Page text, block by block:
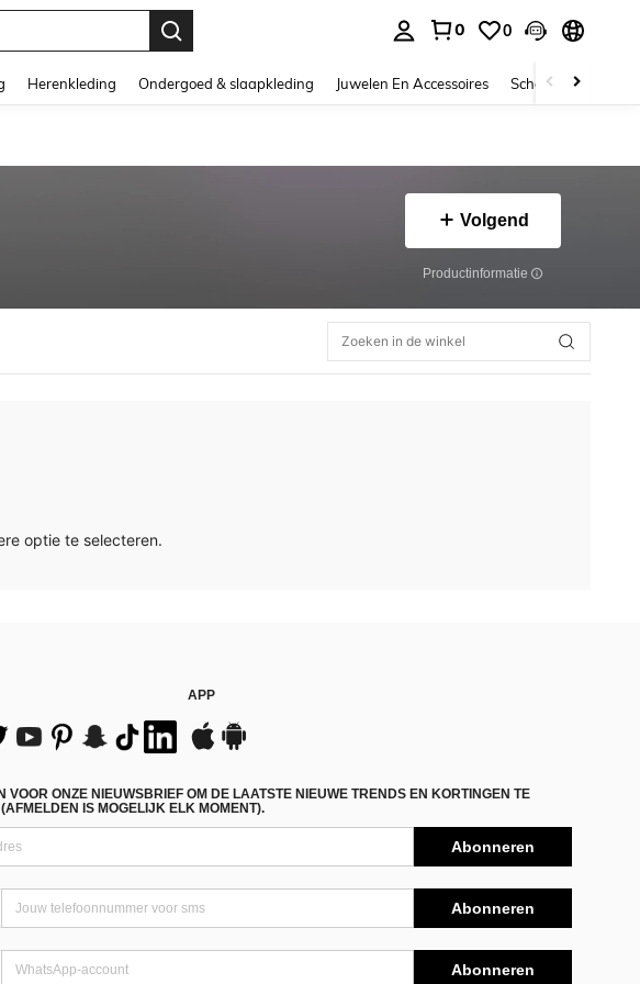
0 0
Herenkleding Ondergoed & slaapkleding Juwelen En Accessoires Schoonheid &
Volgend
Productinformatie
optie te selecteren.
APP
VOOR ONZE NIEUWSBRIEF OM DE LAATSTE NIEUWE TRENDS EN KORTINGEN TE
IS MOGELIJK ELK MOMENT).
Abonneren
Abonneren
Abonneren